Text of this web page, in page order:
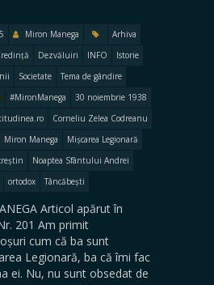
Miron Manega
Arhiva
Dezvăluiri INFO
Istorie
Societate
Tema de gândire
#MironManega
30 noiembrie 1938
Corneliu Zelea Codreanu
Miron Manega
Mișcarea Legionară
Noaptea Sfântului Andrei
ortodox Tâncăbești
Articol apărut în
201 Am primit
cum că ba sunt
Legionară, ba că îmi fac
ei. Nu, nu sunt obsedat de